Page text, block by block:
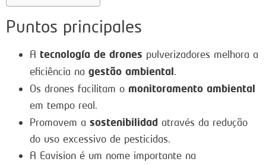
Puntos principales
A tecnología de drones pulverizadores melhora a
eficiência na gestão ambiental.
Os drones facilitam o monitoramento ambiental
em tempo real.
Promovem a sostenibilidad através da redução
do uso excessivo de pesticidas.
A Eavision é um nome importante na